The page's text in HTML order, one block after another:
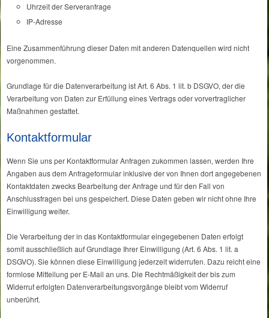
Uhrzeit der Serveranfrage
IP-Adresse
Eine Zusammenführung dieser Daten mit anderen Datenquellen wird nicht
vorgenommen.
Grundlage für die Datenverarbeitung ist Art. 6 Abs. 1 lit. b DSGVO, der die
Verarbeitung von Daten zur Erfüllung eines Vertrags oder vorvertraglicher
Maßnahmen gestattet.
Kontaktformular
Wenn Sie uns per Kontaktformular Anfragen zukommen lassen, werden Ihre
Angaben aus dem Anfrageformular inklusive der von Ihnen dort angegebenen
Kontaktdaten zwecks Bearbeitung der Anfrage und für den Fall von
Anschlussfragen bei uns gespeichert. Diese Daten geben wir nicht ohne Ihre
Einwilligung weiter.
Die Verarbeitung der in das Kontaktformular eingegebenen Daten erfolgt
somit ausschließlich auf Grundlage Ihrer Einwilligung (Art. 6 Abs. 1 lit. a
DSGVO). Sie können diese Einwilligung jederzeit widerrufen. Dazu reicht eine
formlose Mitteilung per E-Mail an uns. Die Rechtmäßigkeit der bis zum
Widerruf erfolgten Datenverarbeitungsvorgänge bleibt vom Widerruf
unberührt.